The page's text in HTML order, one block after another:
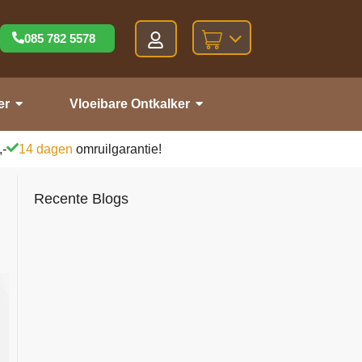
085 782 5578
Vloeibare Ontkalker
14 dagen omruilgarantie!
Recente Blogs